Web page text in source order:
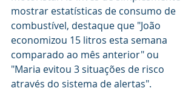
mostrar estatísticas de consumo de
combustível, destaque que "João
economizou 15 litros esta semana
comparado ao mês anterior" ou
"Maria evitou 3 situações de risco
através do sistema de alertas".